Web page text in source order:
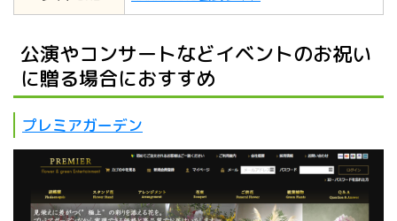
公演やコンサートなどイベントのお祝い
に贈る場合におすすめ
プレミアガーデン